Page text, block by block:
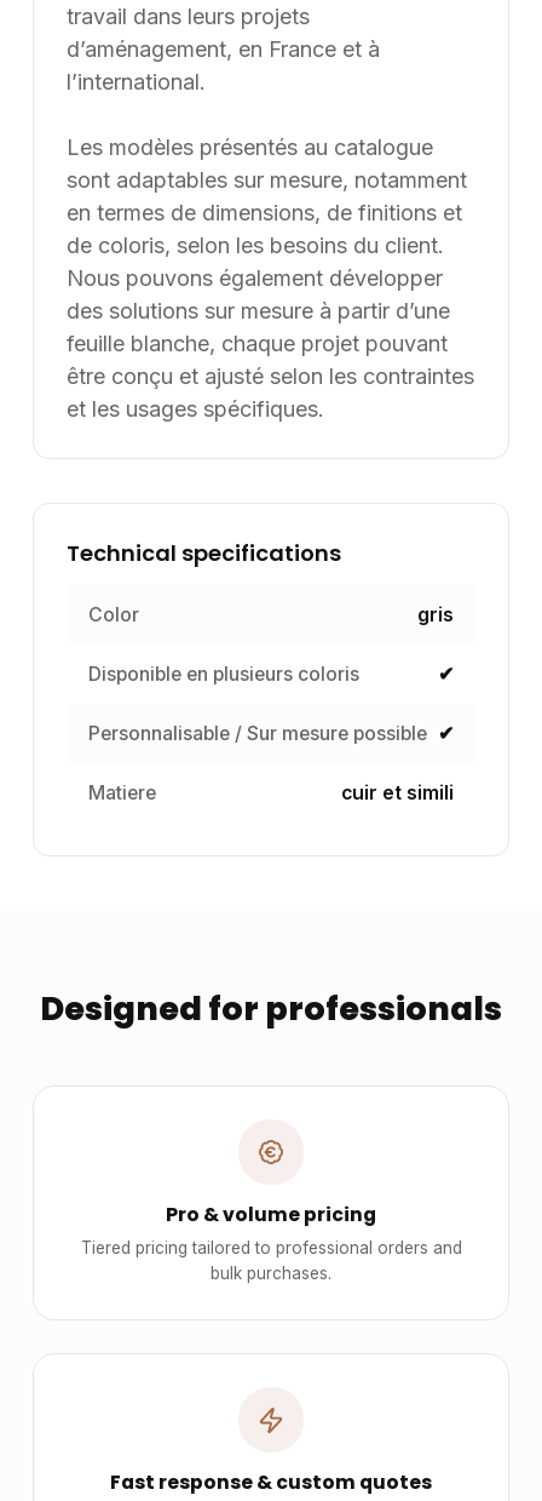
travail dans leurs projets
d’aménagement, en France et à
l’international.
Les modèles présentés au catalogue
sont adaptables sur mesure, notamment
en termes de dimensions, de finitions et
de coloris, selon les besoins du client.
Nous pouvons également développer
des solutions sur mesure à partir d’une
feuille blanche, chaque projet pouvant
être conçu et ajusté selon les contraintes
et les usages spécifiques.
Technical specifications
Color gris
Disponible en plusieurs coloris ✔
Personnalisable / Sur mesure possible ✔
Matiere cuir et simili
Designed for professionals
Pro & volume pricing
Tiered pricing tailored to professional orders and
bulk purchases.
Fast response & custom quotes